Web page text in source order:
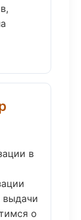
в
выдачи
о